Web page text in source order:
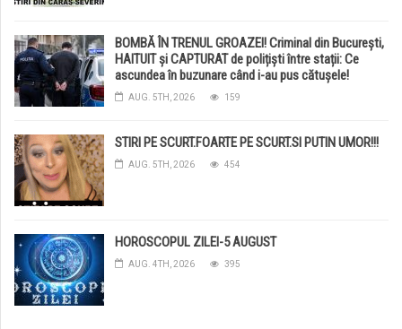
BOMBĂ ÎN TRENUL GROAZEI! Criminal din București,
HAITUIT și CAPTURAT de polițiști între stații: Ce
ascundea în buzunare când i-au pus cătușele!
AUG. 5TH, 2026 159
STIRI PE SCURT.FOARTE PE SCURT.SI PUTIN UMOR!!!
AUG. 5TH, 2026 454
HOROSCOPUL ZILEI-5 AUGUST
AUG. 4TH, 2026 395